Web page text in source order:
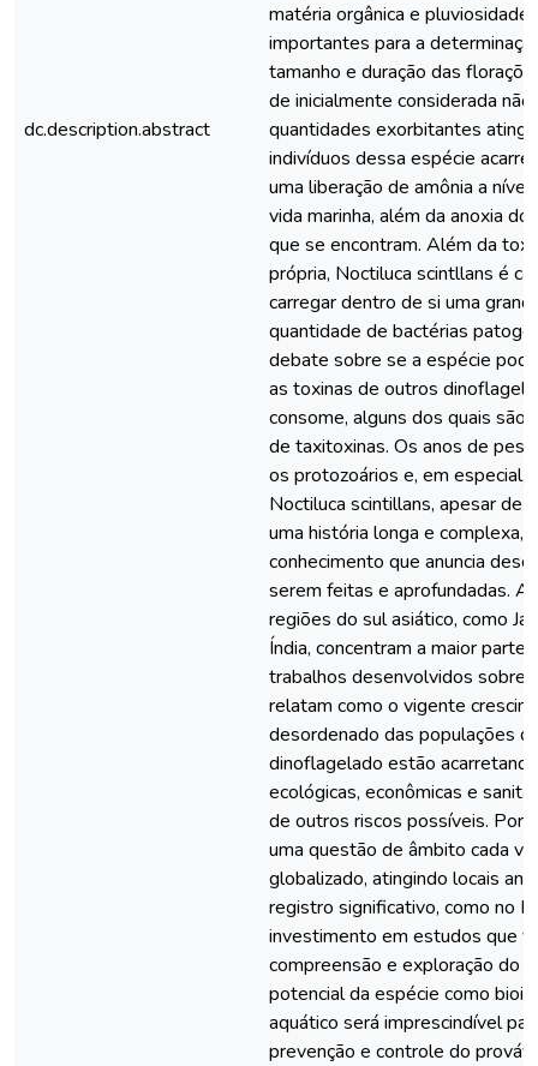
dc.description.abstract
matéria orgânica e pluviosidade
importantes para a
tamanho e duração das
de inicialmente considerada não
quantidades exorbitantes
indivíduos dessa espécie
uma liberação de amônia a
vida marinha, além da anoxia do
que se encontram. Além da
própria, Noctiluca scintllans é
carregar dentro de si uma
quantidade de bactérias
debate sobre se a espécie
as toxinas de outros
consome, alguns dos quais são
de taxitoxinas. Os anos de
os protozoários e, em especial,
Noctiluca scintillans, apesar de
uma história longa e complexa,
conhecimento que anuncia
serem feitas e aprofundadas.
regiões do sul asiático, como
Índia, concentram a maior parte
trabalhos desenvolvidos sobre
relatam como o vigente
desordenado das populações
dinoflagelado estão
ecológicas, econômicas e
de outros riscos possíveis. Por
uma questão de âmbito cada
globalizado, atingindo locais
registro significativo, como no
investimento em estudos que
compreensão e exploração do
potencial da espécie como
aquático será imprescindível
prevenção e controle do